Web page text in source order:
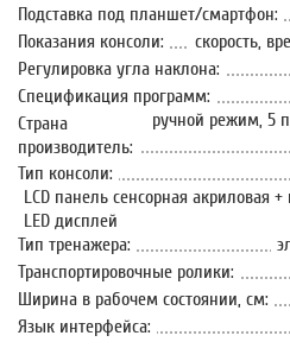
Подставка под планшет/смартфон:
Показания консоли:
скорость,
Регулировка угла наклона:
Спецификация программ:
ручной режим, 5
Страна
производитель:
Тип консоли:
LСD панель сенсорная акриловая
LED дисплей
Тип тренажера:
Транспортировочные ролики:
Ширина в рабочем состоянии, см:
Язык интерфейса: